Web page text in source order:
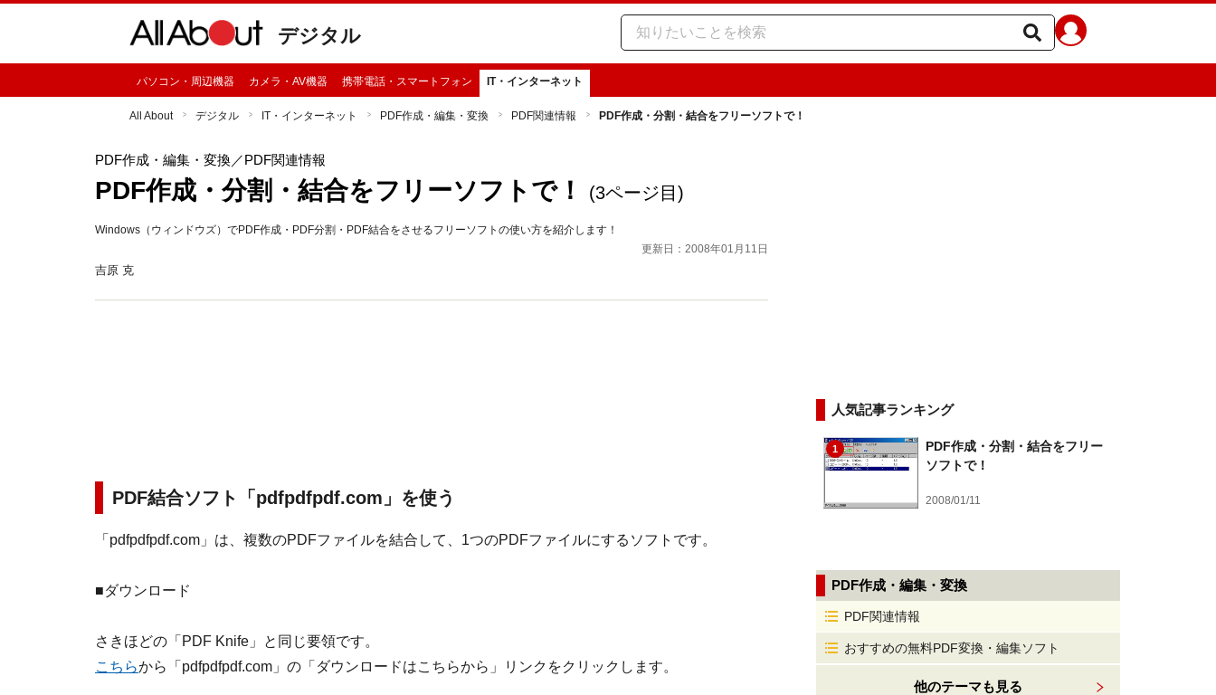
デジタル
パソコン・周辺機器 カメラ・AV機器 携帯電話・スマートフォン IT・インターネット
All About デジタル IT・インターネット PDF作成・編集・変換 PDF関連情報 PDF作成・分割・結合をフリーソフトで！
PDF作成・編集・変換／PDF関連情報
PDF作成・分割・結合をフリーソフトで！ (3ページ目)
Windows（ウィンドウズ）でPDF作成・PDF分割・PDF結合をさせるフリーソフトの使い方を紹介します！
更新日：2008年01月11日
吉原 克
PDF結合ソフト「pdfpdfpdf.com」を使う
「pdfpdfpdf.com」は、複数のPDFファイルを結合して、1つのPDFファイルにするソフトです。
■ダウンロード
さきほどの「PDF Knife」と同じ要領です。
こちらから「pdfpdfpdf.com」の「ダウンロードはこちらから」リンクをクリックします。
人気記事ランキング
1
PDF作成・分割・結合をフリー
ソフトで！
2008/01/11
PDF作成・編集・変換
PDF関連情報
おすすめの無料PDF変換・編集ソフト
他のテーマも見る